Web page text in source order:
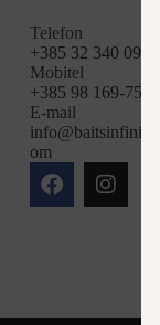
Telefon
+385 32 340 095
Mobitel
+385 98 169-75-94
E-mail
info@baitsinfinity.c
om